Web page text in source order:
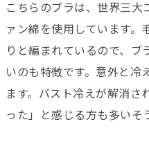
こちらのブラは、世界三大
ァン綿を使用しています。
りと編まれているので、ブ
いのも特徴です。意外と冷
ます。バスト冷えが解消さ
った」と感じる方も多いそ